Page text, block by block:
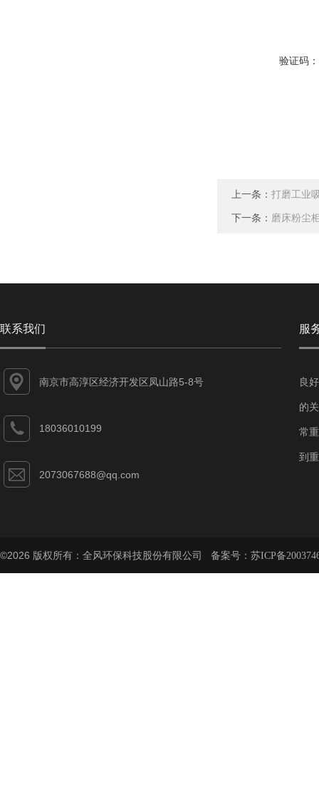
验证码：
上一条： 打磨工业
下一条： 磨床粉尘
联系我们
南京市高淳区经济开发区凤山路5-8号
18036010199
2073067688@qq.com
服
良
的
常
到
©2026 版权所有：全风环保科技股份有限公司 备案号： 苏ICP备